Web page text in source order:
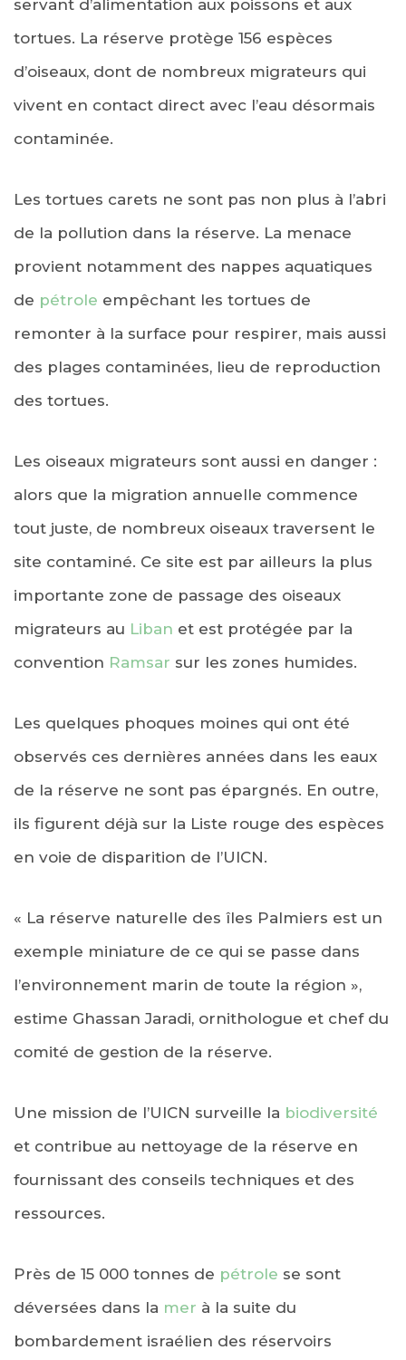
servant d’alimentation aux poissons et aux
tortues. La réserve protège 156 espèces
d’oiseaux, dont de nombreux migrateurs qui
vivent en contact direct avec l’eau désormais
contaminée.
Les tortues carets ne sont pas non plus à l’abri
de la pollution dans la réserve. La menace
provient notamment des nappes aquatiques
de pétrole empêchant les tortues de
remonter à la surface pour respirer, mais aussi
des plages contaminées, lieu de reproduction
des tortues.
Les oiseaux migrateurs sont aussi en danger :
alors que la migration annuelle commence
tout juste, de nombreux oiseaux traversent le
site contaminé. Ce site est par ailleurs la plus
importante zone de passage des oiseaux
migrateurs au Liban et est protégée par la
convention Ramsar sur les zones humides.
Les quelques phoques moines qui ont été
observés ces dernières années dans les eaux
de la réserve ne sont pas épargnés. En outre,
ils figurent déjà sur la Liste rouge des espèces
en voie de disparition de l’UICN.
« La réserve naturelle des îles Palmiers est un
exemple miniature de ce qui se passe dans
l’environnement marin de toute la région »,
estime Ghassan Jaradi, ornithologue et chef du
comité de gestion de la réserve.
Une mission de l’UICN surveille la biodiversité
et contribue au nettoyage de la réserve en
fournissant des conseils techniques et des
ressources.
Près de 15 000 tonnes de pétrole se sont
déversées dans la mer à la suite du
bombardement israélien des réservoirs